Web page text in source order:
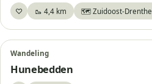
♡Bewaar🥾 4,4 km 🗺️ Zuidoost-Drenthe
Wandeling
Hunebedden